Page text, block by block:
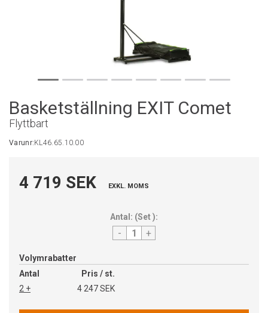
Basketställning EXIT Comet
Flyttbart
Varunr:KL46.65.10.00
4 719 SEK EXKL. MOMS
Antal: (Set):
- +
Volymrabatter
Antal
Pris / st.
2 +
4 247 SEK